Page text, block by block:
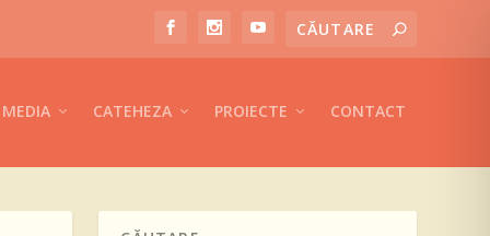
MEDIA CATEHEZA PROIECTE CONTACT